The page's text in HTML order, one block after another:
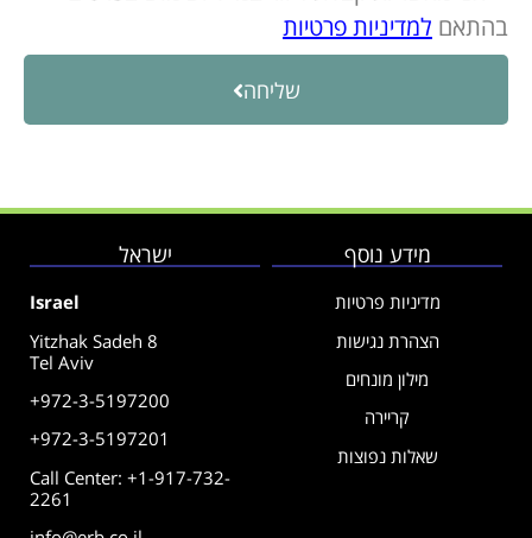
בהתאם למדיניות פרטיות
שליחה
מידע נוסף
מדיניות פרטיות
הצהרת נגישות
מילון מונחים
קריירה
שאלות נפוצות
ישראל
Israel
Yitzhak Sadeh 8
Tel Aviv
+972-3-5197200
+972-3-5197201
Call Center: +1-917-732-
2261